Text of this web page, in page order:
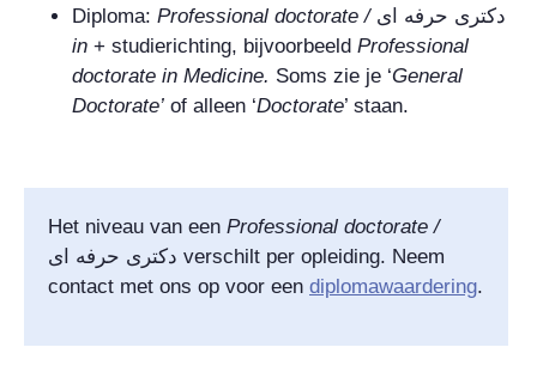
Diploma: Professional doctorate/ دکتری حرفه ای
in + studierichting, bijvoorbeeld Professional
doctorate in Medicine. Soms zie je ‘General
Doctorate’ of alleen ‘Doctorate’ staan.
Het niveau van een Professional doctorate /
دکتری حرفه ای verschilt per opleiding. Neem
contact met ons op voor een diplomawaardering.